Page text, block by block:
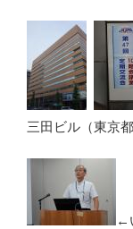
三田ビル（東京都
←